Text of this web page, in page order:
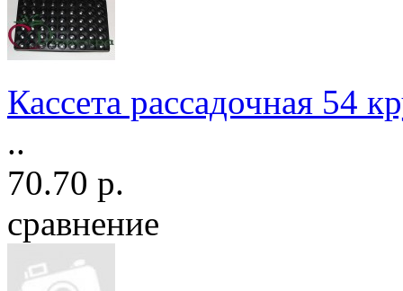
Кассета рассадочная 54
..
70.70 р.
сравнение